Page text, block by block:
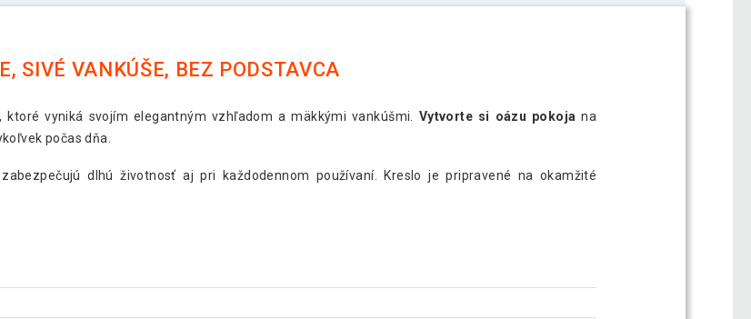
SIVÉ VANKÚŠE, BEZ PODSTAVCA
ktoré vyniká svojím elegantným vzhľadom a mäkkými vankúšmi. Vytvorte si oázu pokoja na
počas dňa.
zabezpečujú dlhú životnosť aj pri každodennom používaní. Kreslo je pripravené na okamžité